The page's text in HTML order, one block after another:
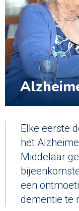
Elke eerste
het
Middelaar
een
dementie te